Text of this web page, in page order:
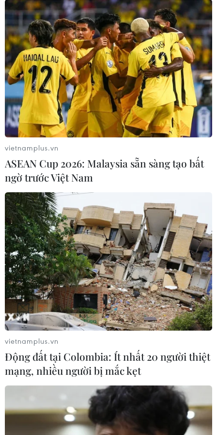
tài sản của Mỹ là hành vi “khủng bố kinh tế,”
nhằm thúc đẩy sự thay đổi vi hiến tại quốc gia
Nam Mỹ này, vi phạm những nguyên tắc và
mục đích của Hiến chương Liên hợp quốc./.
(TTXVN/Vietnam+)
#Venezuela #Đảo chính
#Vladimir Padrino
#Lệnh cấm vận của Mỹ
#Phe đối lập
#Tổng thống Nicolas Maduro
Venezuela
Theo dõi VietnamPlus
TIN LIÊN QUAN
vietnamplus.vn
ASEAN Cup 2026: Malaysia sẵn sàng tạo bất
ngờ trước Việt Nam
vietnamplus.vn
Động đất tại Colombia: Ít nhất 20 người thiệt
mạng, nhiều người bị mắc kẹt